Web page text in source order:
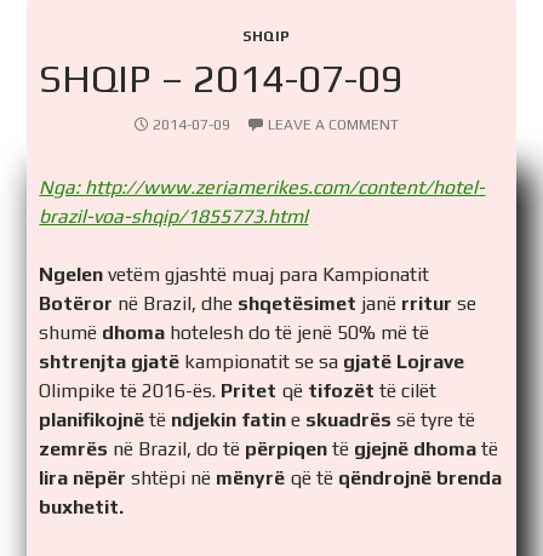
SHQIP
SHQIP – 2014-07-09
2014-07-09 LEAVE A COMMENT
Nga: http://www.zeriamerikes.com/content/hotel-
brazil-voa-shqip/1855773.html
Ngelen vetëm gjashtë muaj para Kampionatit
Botëror në Brazil, dhe shqetësimet janë rritur se
shumë dhoma hotelesh do të jenë 50% më të
shtrenjta gjatë kampionatit se sa gjatë Lojrave
Olimpike të 2016-ës. Pritet që tifozët të cilët
planifikojnë të ndjekin fatin e skuadrës së tyre të
zemrës në Brazil, do të përpiqen të gjejnë dhoma të
lira nëpër shtëpi në mënyrë që të qëndrojnë brenda
buxhetit.